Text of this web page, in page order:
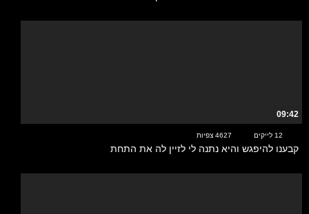
09:42
12 לייקים 4627 צפיות
קבענו להיפגש והיא נתנה לי לזיין לה את התחת